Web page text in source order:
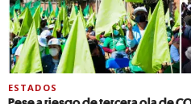
ESTADOS